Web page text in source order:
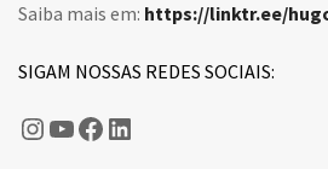
Saiba mais em: https://linktr.ee/
SIGAM NOSSAS REDES SOCIAIS:
Hugo KanoFisiologia do Esporte
Fisiologia do Esporte
LinkedIn